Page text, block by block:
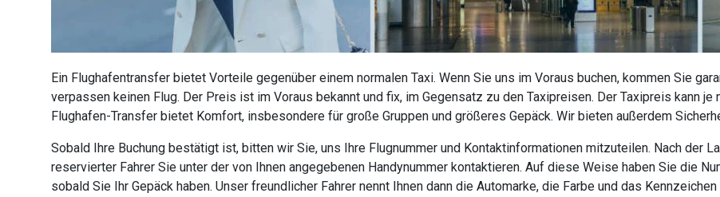
Ein Flughafentransfer bietet Vorteile gegenüber einem normalen Taxi. Wenn Sie uns im Voraus buchen, kommen Sie
verpassen keinen Flug. Der Preis ist im Voraus bekannt und fix, im Gegensatz zu den Taxipreisen. Der Taxipreis kann je
Flughafen-Transfer bietet Komfort, insbesondere für große Gruppen und größeres Gepäck. Wir bieten außerdem
Sobald Ihre Buchung bestätigt ist, bitten wir Sie, uns Ihre Flugnummer und Kontaktinformationen mitzuteilen. Nach der
reservierter Fahrer Sie unter der von Ihnen angegebenen Handynummer kontaktieren. Auf diese Weise haben Sie die
sobald Sie Ihr Gepäck haben. Unser freundlicher Fahrer nennt Ihnen dann die Automarke, die Farbe und das